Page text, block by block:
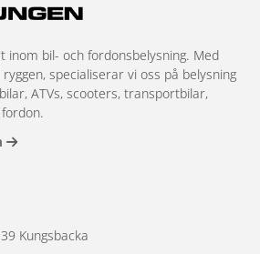
inom bil- och fordonsbelysning. Med
specialiserar vi oss på belysning
ATVs, scooters, transportbilar,
Kungsbacka